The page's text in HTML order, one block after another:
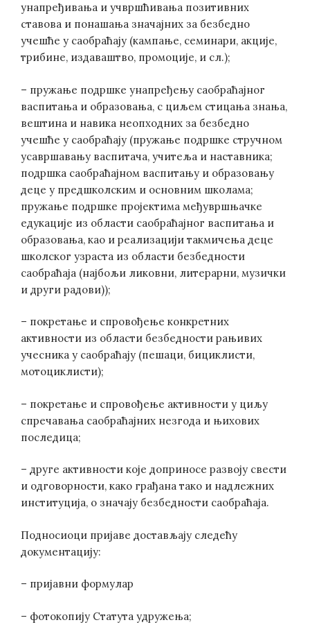
унапређивања и учвршћивања позитивних
ставова и понашања значајних за безбедно
учешће у саобраћају (кампање, семинари, акције,
трибине, издаваштво, промоције, и сл.);
– пружање подршке унапређењу саобраћајног
васпитања и образовања, с циљем стицања знања,
вештина и навика неопходних за безбедно
учешће у саобраћају (пружање подршке стручном
усавршавању васпитача, учитеља и наставника;
подршка саобраћајном васпитању и образовању
деце у предшколским и основним школама;
пружање подршке пројектима међувршњачке
едукације из области саобраћајног васпитања и
образовања, као и реализацији такмичења деце
школског узраста из области безбедности
саобраћаја (најбољи ликовни, литерарни, музички
и други радови));
– покретање и спровођење конкретних
активности из области безбедности рањивих
учесника у саобраћају (пешаци, бициклисти,
мотоциклисти);
– покретање и спровођење активности у циљу
спречавања саобраћајних незгода и њихових
последица;
– друге активности које доприносе развоју свести
и одговорности, како грађана тако и надлежних
институција, о значају безбедности саобраћаја.
Подносиоци пријаве достављају следећу
документацију:
– пријавни формулар
– фотокопију Статута удружења;